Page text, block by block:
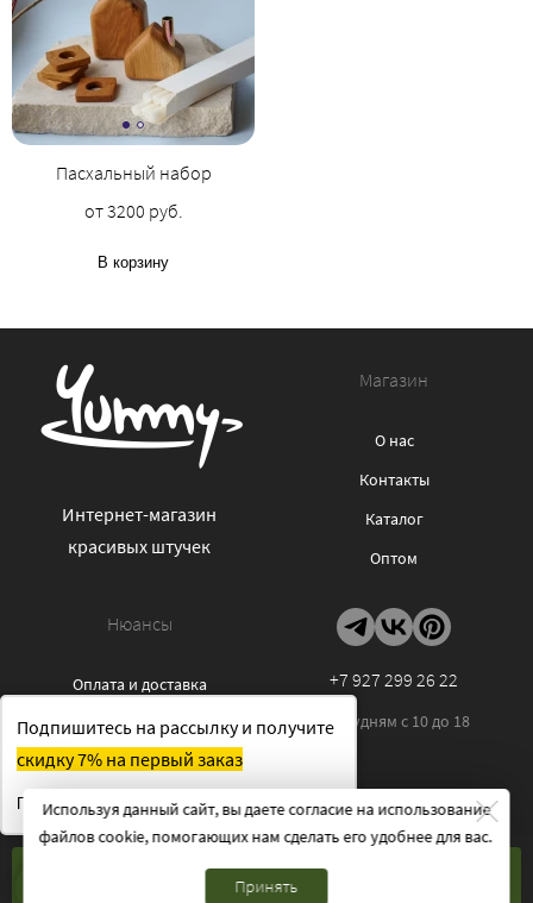
Подпишитесь на рассылку и получите
скидку 7% на первый заказ
Получить скидку
КУПИТЬ
Пасхальный набор
от 3200 руб.
В корзину
Используя данный сайт, вы даете согласие на использование
файлов cookie, помогающих нам сделать его удобнее для вас.
Принять
Интернет-магазин
красивых штучек
Магазин
О нас
Контакты
Каталог
Оптом
Нюансы
Оплата и доставка
Отзывы
Политика
конфиденциальности
Публичная оферта
+7 927 299 26 22
По будням с 10 до 18